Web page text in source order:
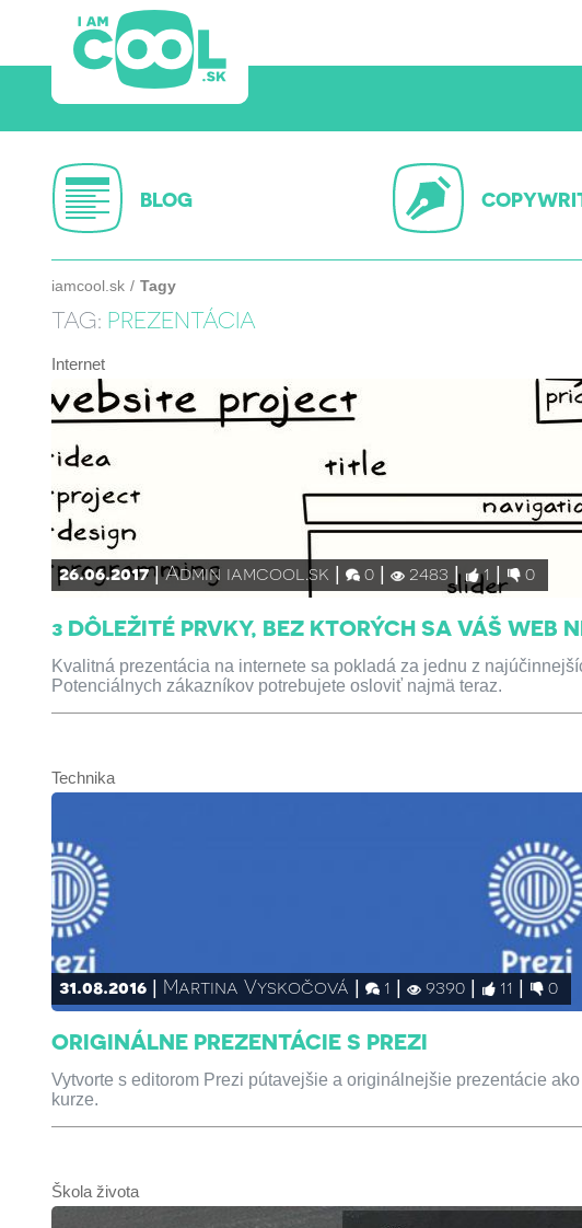
BLOG
iamcool.sk Tagy
TAG: PREZENTÁCIA
Internet
26.06.2017 Admin iamcool.sk 0 2483 1 0
3 DÔLEŽITÉ PRVKY, BEZ KTORÝCH SA VÁŠ WEB
Kvalitná prezentácia na internete sa pokladá za jednu z
Potenciálnych zákazníkov potrebujete osloviť najmä teraz.
Technika
31.08.2016 Martina Vyskočová 1 9390 11 0
ORIGINÁLNE PREZENTÁCIE S PREZI
Vytvorte s editorom Prezi pútavejšie a originálnejšie prezentácie
kurze.
Škola života